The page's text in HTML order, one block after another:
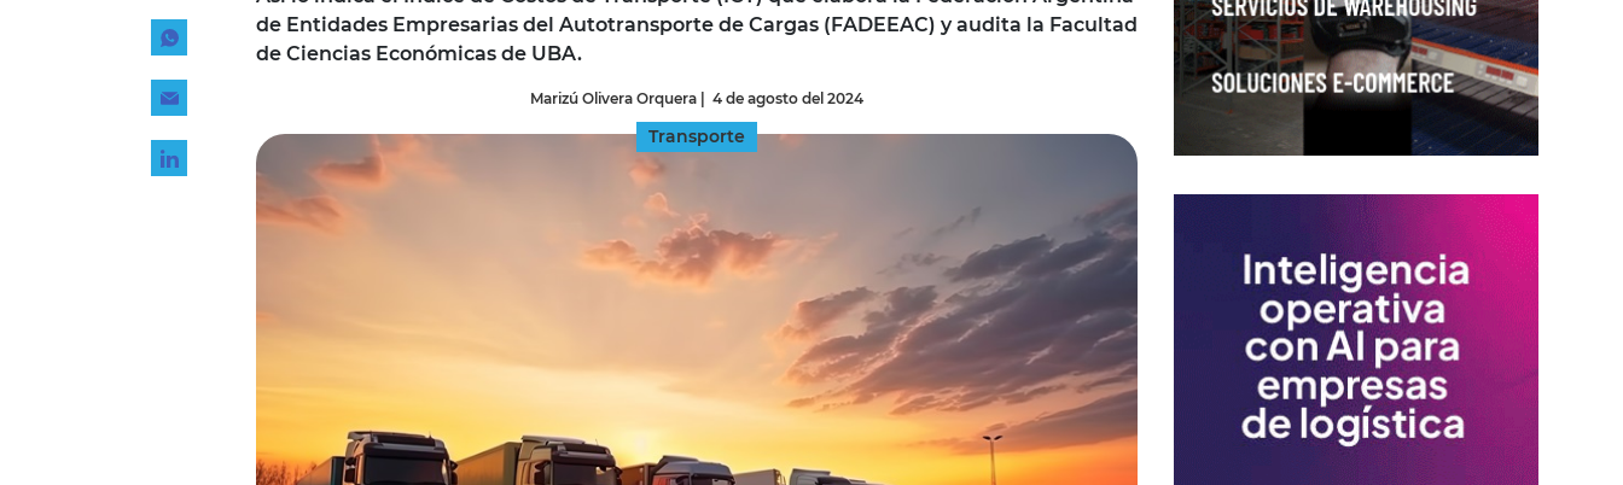
Tecnología
SUSCRÍBASE
de Entidades Empresarias del Autotransporte de Cargas (FADEEAC) y audita la Facultad
de Ciencias Económicas de UBA.
Marizú Olivera Orquera 4 de agosto del 2024
Transporte